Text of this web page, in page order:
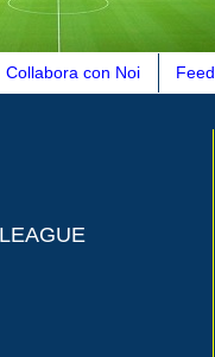
Collabora con Noi Feed